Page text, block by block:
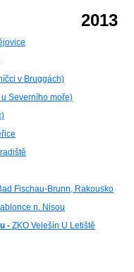
2013
v Bruggách)
Severního moře)
Fischau-Brunn, Rakousko
n. Nisou
- ZKO Velešín U Letiště